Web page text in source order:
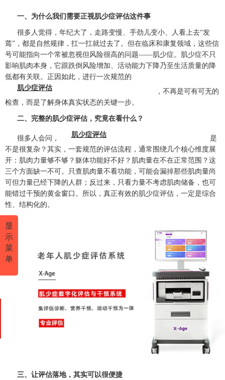
一、为什么我们需要正视肌少症评估这件事
很多人觉得，年纪大了，走路变慢、手劲儿变小、人看上去“发
蔫”，都是自然规律，扛一扛就过去了。但在临床和康复领域，这些信
号可能指向一个常被忽视但风险很高的问题——肌少症。肌少症不只
影响肌肉本身，它跟跌倒风险增加、活动能力下降乃至生活质量的降
低都有关联。正因如此，进行一次规范的
肌少症评估
，不再是可有可无的
检查，而是了解身体真实状态的关键一步。
二、完整的肌少症评估，究竟在看什么？
很多人会问， 肌少症评估
是
不是很复杂？其实，一套规范的评估流程，通常围绕几个核心维度展
开：肌肉力量够不够？躯体功能好不好？肌肉量在不在正常范围？这
三个方面缺一不可。只查肌肉量不看功能，可能会漏掉那些肌肉量尚
可但力量已经下降的人群；反过来，只看力量不考虑肌肉储备，也可
能错过干预的黄金窗口。所以，真正有效的肌少症评估，一定是综合
性、结构化的。
三、让评估落地，其实可以很便捷
显
示
菜
单